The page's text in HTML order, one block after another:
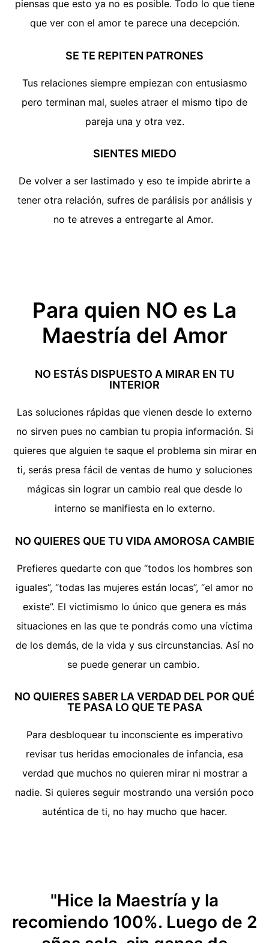
piensas que esto ya no es posible. Todo lo que tiene
que ver con el amor te parece una decepción.
SE TE REPITEN PATRONES
Tus relaciones siempre empiezan con entusiasmo
pero terminan mal, sueles atraer el mismo tipo de
pareja una y otra vez.
SIENTES MIEDO
De volver a ser lastimado y eso te impide abrirte a
tener otra relación, sufres de parálisis por análisis y
no te atreves a entregarte al Amor.
Para quien NO es La
Maestría del Amor
NO ESTÁS DISPUESTO A MIRAR EN TU
INTERIOR
Las soluciones rápidas que vienen desde lo externo
no sirven pues no cambian tu propia información. Si
quieres que alguien te saque el problema sin mirar en
ti, serás presa fácil de ventas de humo y soluciones
mágicas sin lograr un cambio real que desde lo
interno se manifiesta en lo externo.
NO QUIERES QUE TU VIDA AMOROSA CAMBIE
Prefieres quedarte con que “todos los hombres son
iguales”, “todas las mujeres están locas”, “el amor no
existe”. El victimismo lo único que genera es más
situaciones en las que te pondrás como una víctima
de los demás, de la vida y sus circunstancias. Así no
se puede generar un cambio.
NO QUIERES SABER LA VERDAD DEL POR QUÉ
TE PASA LO QUE TE PASA
Para desbloquear tu inconsciente es imperativo
revisar tus heridas emocionales de infancia, esa
verdad que muchos no quieren mirar ni mostrar a
nadie. Si quieres seguir mostrando una versión poco
auténtica de ti, no hay mucho que hacer.
"Hice la Maestría y la
recomiendo 100%. Luego de 2